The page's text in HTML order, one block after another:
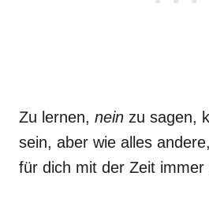
Zu lernen, nein zu sagen,
sein, aber wie alles
für dich mit der Zeit immer